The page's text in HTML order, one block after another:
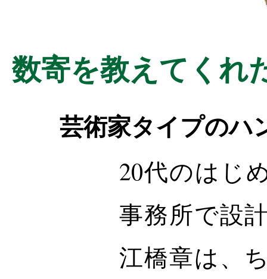
数寄を教えてくれ
芸術家タイプのハ
20代のはじ
事務所で設
江橋章は、